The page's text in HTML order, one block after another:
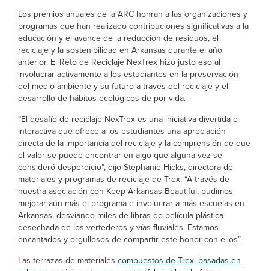
Los premios anuales de la ARC honran a las organizaciones y
programas que han realizado contribuciones significativas a la
educación y el avance de la reducción de residuos, el
reciclaje y la sostenibilidad en Arkansas durante el año
anterior. El Reto de Reciclaje NexTrex hizo justo eso al
involucrar activamente a los estudiantes en la preservación
del medio ambiente y su futuro a través del reciclaje y el
desarrollo de hábitos ecológicos de por vida.
“El desafío de reciclaje NexTrex es una iniciativa divertida e
interactiva que ofrece a los estudiantes una apreciación
directa de la importancia del reciclaje y la comprensión de que
el valor se puede encontrar en algo que alguna vez se
consideró desperdicio”, dijo Stephanie Hicks, directora de
materiales y programas de reciclaje de Trex. “A través de
nuestra asociación con Keep Arkansas Beautiful, pudimos
mejorar aún más el programa e involucrar a más escuelas en
Arkansas, desviando miles de libras de película plástica
desechada de los vertederos y vías fluviales. Estamos
encantados y orgullosos de compartir este honor con ellos”.
Las terrazas de materiales compuestos de Trex, basadas en